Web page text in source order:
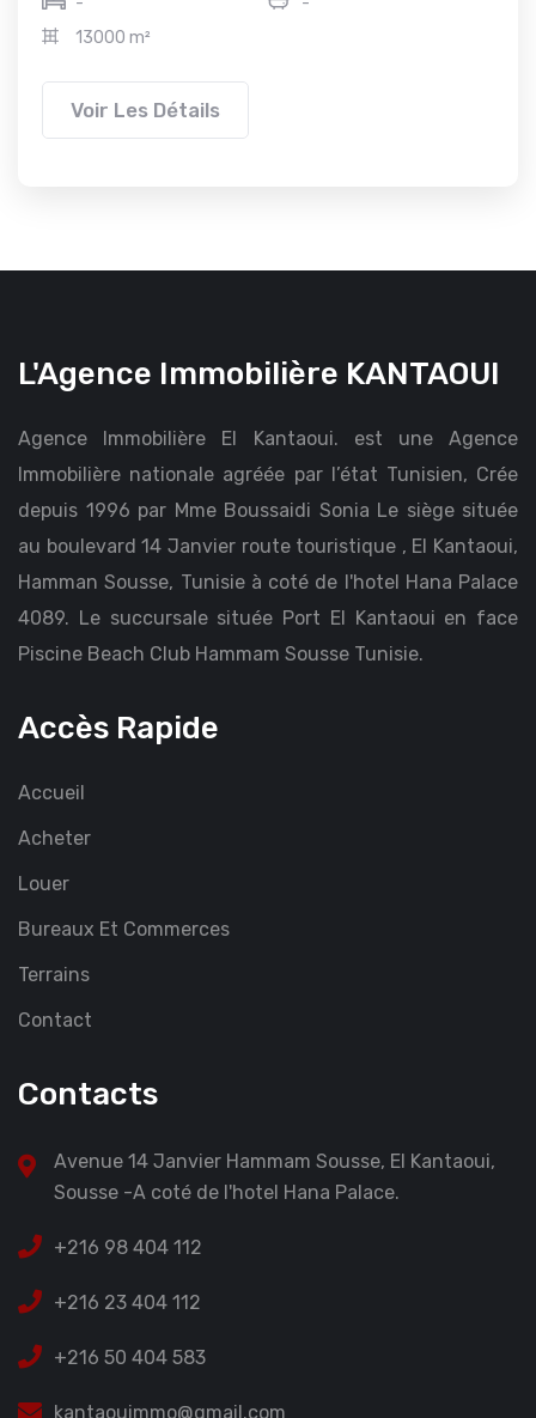
13000 m²
Voir Les Détails
L'Agence Immobilière KANTAOUI
Agence Immobilière El Kantaoui. est une Agence
Immobilière nationale agréée par l’état Tunisien, Crée
depuis 1996 par Mme Boussaidi Sonia Le siège située
au boulevard 14 Janvier route touristique , El Kantaoui,
Hamman Sousse, Tunisie à coté de l'hotel Hana Palace
4089. Le succursale située Port El Kantaoui en face
Piscine Beach Club Hammam Sousse Tunisie.
Accès Rapide
Accueil
Acheter
Louer
Bureaux Et Commerces
Terrains
Contact
Contacts
Avenue 14 Janvier Hammam Sousse, El Kantaoui,
Sousse -A coté de l'hotel Hana Palace.
+216 98 404 112
+216 23 404 112
+216 50 404 583
kantaouimmo@gmail.com